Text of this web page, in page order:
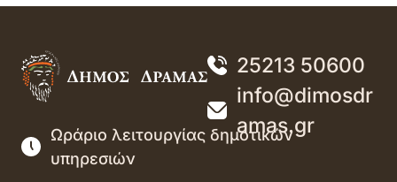
25213 50600
info@dimosdr
amas.gr
Ωράριο λειτουργίας δημοτικών
υπηρεσιών